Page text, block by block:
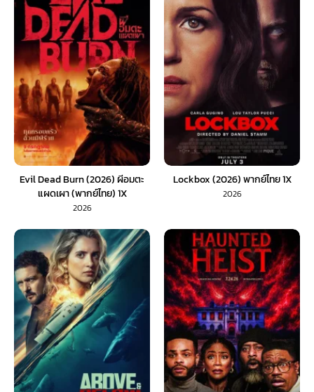
Evil Dead Burn (2026) ผีอมตะ
แผดเผา (พากย์ไทย) 1X
2026
Lockbox (2026) พากย์ไทย 1X
2026